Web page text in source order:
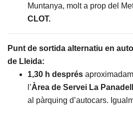
Muntanya, molt a prop del
CLOT.
Punt de sortida alternatiu en
de Lleida:
1,30 h després
l’Àrea de Servei La
al pàrquing d’autocars.